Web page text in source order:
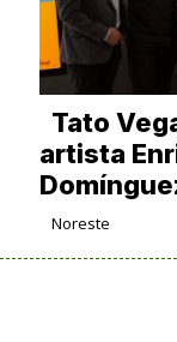
Tato
artista
Noreste